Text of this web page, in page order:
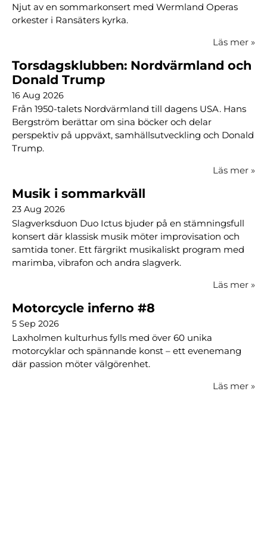
Njut av en sommarkonsert med Wermland Operas
orkester i Ransäters kyrka.
Läs mer »
Torsdagsklubben: Nordvärmland och
Donald Trump
16 Aug 2026
Från 1950-talets Nordvärmland till dagens USA. Hans
Bergström berättar om sina böcker och delar
perspektiv på uppväxt, samhällsutveckling och Donald
Trump.
Läs mer »
Musik i sommarkväll
23 Aug 2026
Slagverksduon Duo Ictus bjuder på en stämningsfull
konsert där klassisk musik möter improvisation och
samtida toner. Ett färgrikt musikaliskt program med
marimba, vibrafon och andra slagverk.
Läs mer »
Motorcycle inferno #8
5 Sep 2026
Laxholmen kulturhus fylls med över 60 unika
motorcyklar och spännande konst – ett evenemang
där passion möter välgörenhet.
Läs mer »